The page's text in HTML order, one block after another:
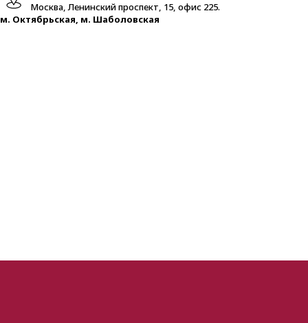
Москва, Ленинский проспект, 15, офис 225.
м. Октябрьская, м. Шаболовская